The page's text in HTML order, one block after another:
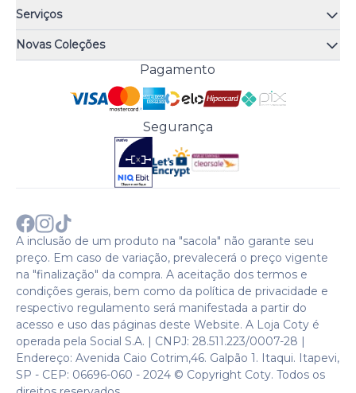
Quem somos
Quiz de fragrâncias
Trocas e Devoluções
Troque Fácil
Perguntas Frequentes
Política de Pagamento
Política de Entrega
Política de Privacidade
Comprar com CNPJ?
Sobre a COTY no mundo
Serviços
Atendimento
Meus Pedidos
Trabalhe Conosco
Preferências de Cookies
Novas Coleções
Cenoura & Bronze
Pagamento
Segurança
A inclusão de um produto na "sacola" não garante seu
preço. Em caso de variação, prevalecerá o preço vigente
na "finalização" da compra. A aceitação dos termos e
condições gerais, bem como da política de privacidade e
respectivo regulamento será manifestada a partir do
acesso e uso das páginas deste Website. A Loja Coty é
operada pela Social S.A. | CNPJ: 28.511.223/0007-28 |
Endereço: Avenida Caio Cotrim,46. Galpão 1. Itaqui. Itapevi,
SP - CEP: 06696-060 - 2024 © Copyright Coty. Todos os